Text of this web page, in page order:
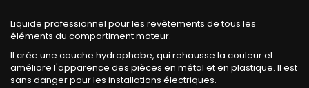
Liquide professionnel pour les revêtements de tous les
éléments du compartiment moteur.
Il crée une couche hydrophobe, qui rehausse la couleur et
améliore l'apparence des pièces en métal et en plastique. Il est
sans danger pour les installations électriques.